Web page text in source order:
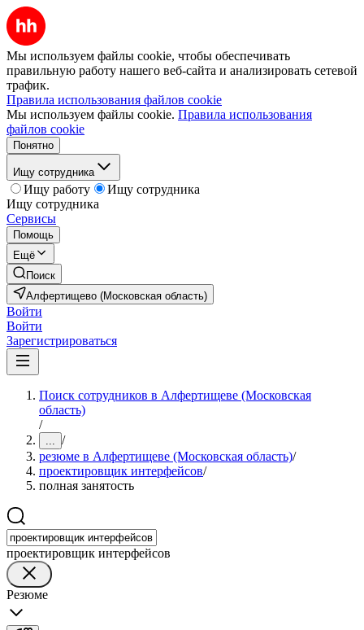
Мы используем файлы cookie, чтобы обеспечивать
правильную работу нашего веб-сайта и анализировать сетевой
трафик.
Правила использования файлов cookie
Мы используем файлы cookie. Правила использования
файлов cookie
Понятно
Ищу сотрудника
Ищу работу
Ищу сотрудника
Ищу сотрудника
Сервисы
Помощь
Ещё
Поиск
Алфертищево (Московская область)
Войти
Войти
Зарегистрироваться
Поиск сотрудников в Алфертищеве (Московская
область)
/
... /
резюме в Алфертищеве (Московская область)/
проектировщик интерфейсов/
полная занятость
проектировщик интерфейсов
Резюме